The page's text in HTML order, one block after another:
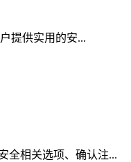
提供实用的安...
全相关选项、确认注...